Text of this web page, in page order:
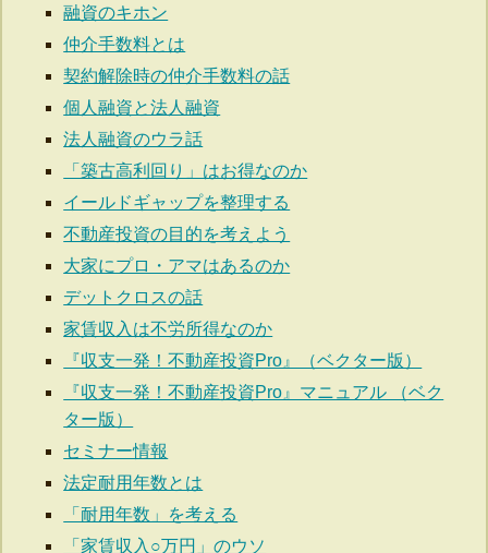
融資のキホン
仲介手数料とは
契約解除時の仲介手数料の話
個人融資と法人融資
法人融資のウラ話
「築古高利回り」はお得なのか
イールドギャップを整理する
不動産投資の目的を考えよう
大家にプロ・アマはあるのか
デットクロスの話
家賃収入は不労所得なのか
『収支一発！不動産投資Pro』（ベクター版）
『収支一発！不動産投資Pro』マニュアル （ベク
ター版）
セミナー情報
法定耐用年数とは
「耐用年数」を考える
「家賃収入○万円」のウソ